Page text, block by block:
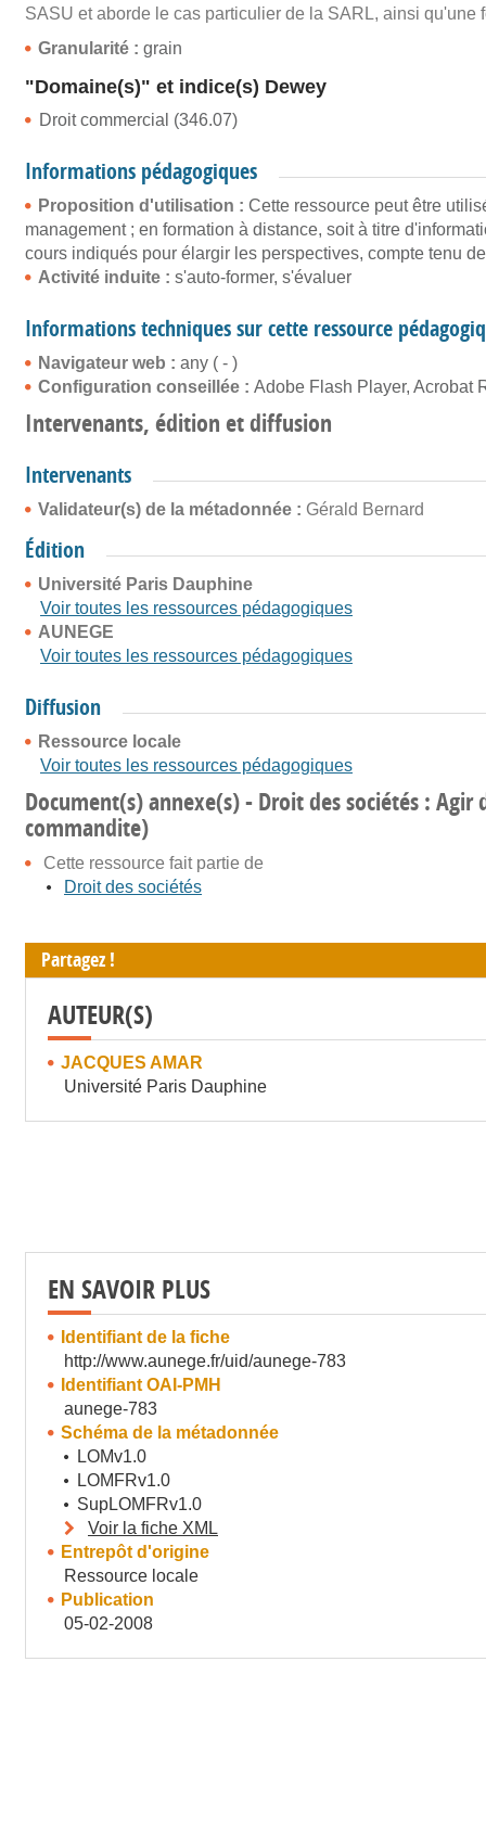
SASU et aborde le cas particulier de la SARL, ainsi qu'une
Granularité : grain
"Domaine(s)" et indice(s) Dewey
Droit commercial (346.07)
Informations pédagogiques
Proposition d'utilisation : Cette ressource peut être
management ; en formation à distance, soit à titre
cours indiqués pour élargir les perspectives, compte tenu
Activité induite : s'auto-former, s'évaluer
Informations techniques sur cette ressource
Navigateur web : any ( - )
Configuration conseillée : Adobe Flash Player, Acrobat
Intervenants, édition et diffusion
Intervenants
Validateur(s) de la métadonnée : Gérald Bernard
Édition
Université Paris Dauphine
Voir toutes les ressources pédagogiques
AUNEGE
Voir toutes les ressources pédagogiques
Diffusion
Ressource locale
Voir toutes les ressources pédagogiques
Document(s) annexe(s) - Droit des sociétés : Agir
commandite)
Cette ressource fait partie de
Droit des sociétés
Partagez !
AUTEUR(S)
JACQUES AMAR
Université Paris Dauphine
EN SAVOIR PLUS
Identifiant de la fiche
http://www.aunege.fr/uid/aunege-783
Identifiant OAI-PMH
aunege-783
Schéma de la métadonnée
LOMv1.0
LOMFRv1.0
SupLOMFRv1.0
Voir la fiche XML
Entrepôt d'origine
Ressource locale
Publication
05-02-2008